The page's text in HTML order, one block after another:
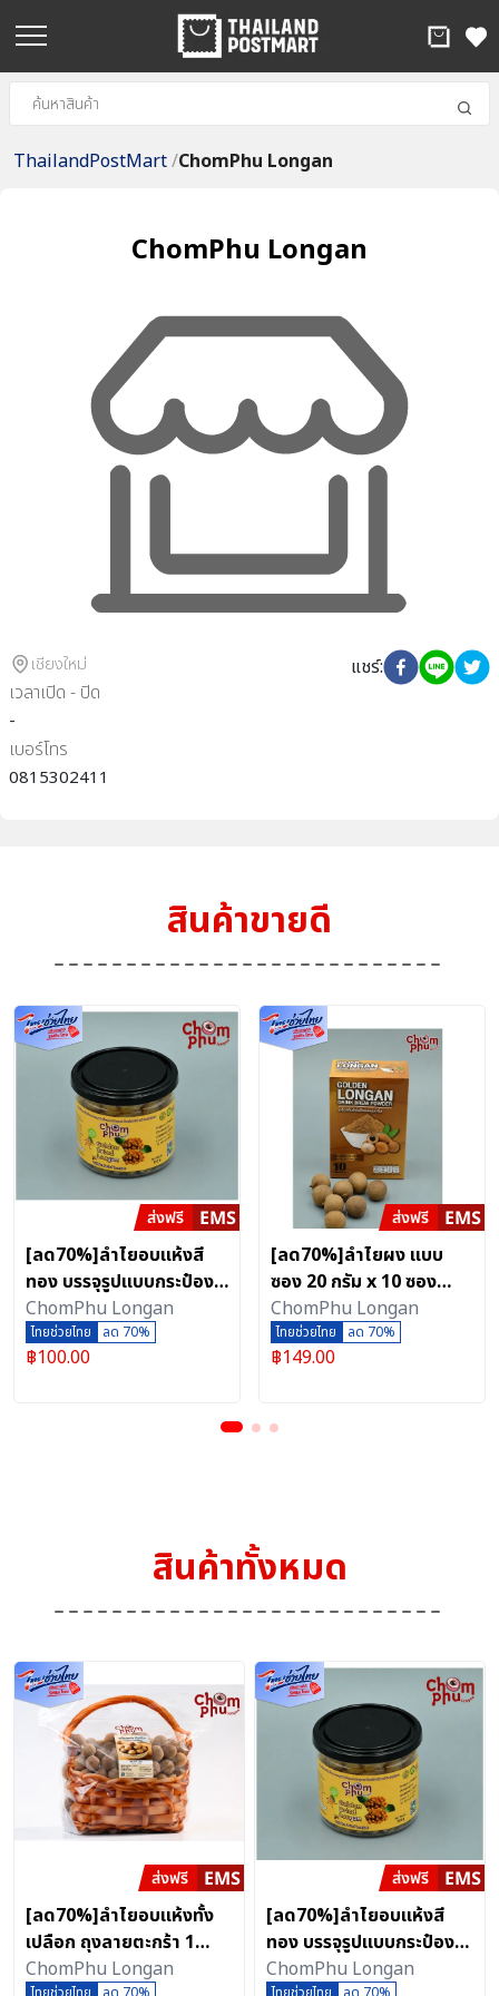
ThailandPostMart/ChomPhu Longan
ChomPhu Longan
เชียงใหม่
เวลาเปิด - ปิด
-
เบอร์โทร
0815302411
แชร์:
สินค้าขายดี
[ลด70%]ลำไยอบแห้งสี
ทอง บรรจุรูปแบบกระป๋อง
ขนาด 120 กรัม แบรนด์ ชม
ภูลองแกน
ChomPhu Longan
ไทยช่วยไทย ลด 70%
฿100.00
[ลด70%]ลำไยผง แบบ
ซอง 20 กรัม x 10 ซอง
เครื่องดื่มลำไยสีทองผงชง
ดื่ม แบรนด์ชมภูลองแกน
ChomPhu Longan
ไทยช่วยไทย ลด 70%
฿149.00
สินค้าทั้งหมด
[ลด70%]ลำไยอบแห้งทั้ง
เปลือก ถุงลายตะกร้า 1
กิโลกรัม เกรดคัดพิเศษ คัด
ChomPhu Longan
[ลด70%]ลำไยอบแห้งสี
ทอง บรรจุรูปแบบกระป๋อง
ขนาด 120 กรัม แบรนด์ ชม
ChomPhu Longan